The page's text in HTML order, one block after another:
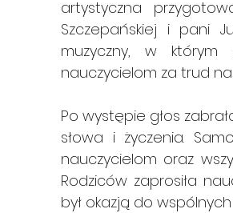
artystyczna
Szczepańskiej i pani
muzyczny, w którym
nauczycielom za trud
Po występie głos
słowa i życzenia.
nauczycielom oraz
Rodziców zaprosiła
był okazją do